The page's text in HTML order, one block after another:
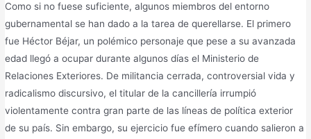
Como si no fuese suficiente, algunos miembros del entorno
gubernamental se han dado a la tarea de querellarse. El primero
fue Héctor Béjar, un polémico personaje que pese a su avanzada
edad llegó a ocupar durante algunos días el Ministerio de
Relaciones Exteriores. De militancia cerrada, controversial vida y
radicalismo discursivo, el titular de la cancillería irrumpió
violentamente contra gran parte de las líneas de política exterior
de su país. Sin embargo, su ejercicio fue efímero cuando salieron a